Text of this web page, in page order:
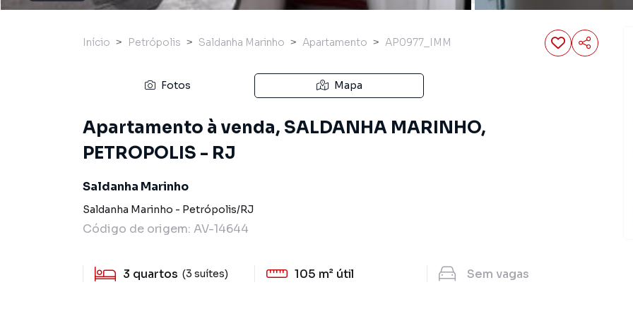
Início Petrópolis Saldanha Marinho Apartamento AP0977_IMM
Fotos Mapa
Apartamento à venda, SALDANHA MARINHO,
PETROPOLIS - RJ
Saldanha Marinho
Saldanha Marinho - Petrópolis/RJ
Código de origem: AV-14644
3 quartos (3 suítes) 105 m² útil Sem vagas